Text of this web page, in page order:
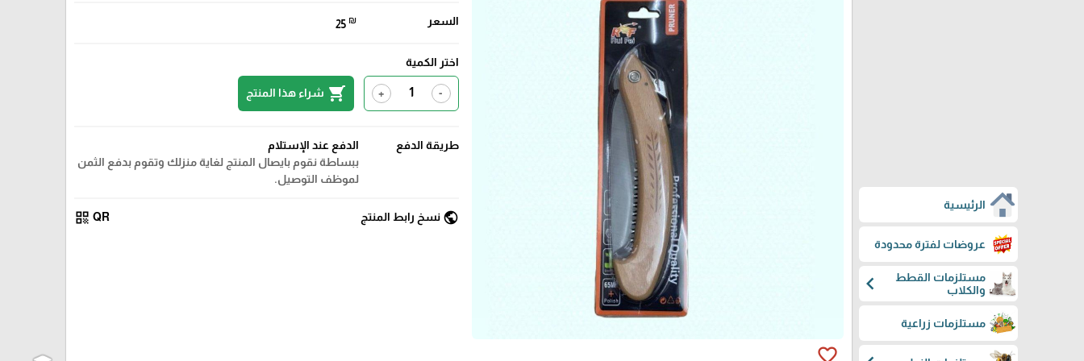
الرئيسية
عروضات لفترة محدودة
مستلزمات القطط
والكلاب
chevron_left
مستلزمات زراعية
favorite_border
السعر 25 ₪
اختر الكمية
-
+
shopping_cart شراء هذا المنتج
طريقة الدفع
الدفع عند الإستلام
ببساطة نقوم بايصال المنتج لغاية منزلك وتقوم بدفع الثمن
لموظف التوصيل.
public نسخ رابط المنتج QR
qr_code